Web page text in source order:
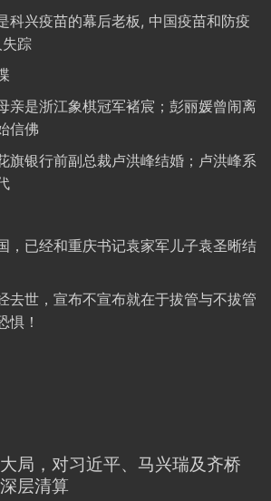
科兴疫苗的幕后老板, 中国疫苗和防疫
踪
亲是浙江象棋冠军褚宸；彭丽媛曾闹离
信佛
旗银行前副总裁卢洪峰结婚；卢洪峰系
，已经和重庆书记袁家军儿子袁圣晰结
去世，宣布不宣布就在于拔管与不拔管
惧！
局，对习近平、马兴瑞及齐桥
层清算